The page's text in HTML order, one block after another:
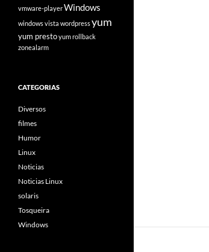
vmware-playerWindows
windows vista wordpressyum
yum prestoyum rollback
zonealarm
CATEGORIAS
Diversos
filmes
Humor
Linux
Noticias
Noticias Linux
solaris
Tosqueira
Windows